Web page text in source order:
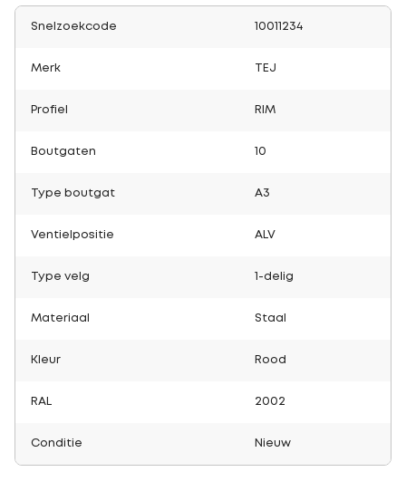
Snelzoekcode 10011234
Merk TEJ
Profiel RIM
Boutgaten 10
Type boutgat A3
Ventielpositie ALV
Type velg 1-delig
Materiaal Staal
Kleur Rood
RAL 2002
Conditie Nieuw